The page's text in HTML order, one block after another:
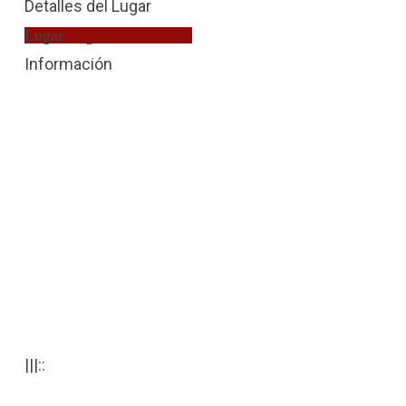
Detalles del Lugar
LugarJuzgado de Guardia
Información
|||::